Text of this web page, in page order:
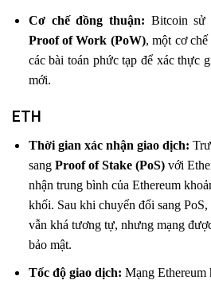
Cơ chế đồng thuận: Bitcoin sử
Proof of Work (PoW), một cơ
các bài toán phức tạp để xác thực
mới.
ETH
Thời gian xác nhận giao dịch:
sang Proof of Stake (PoS)với
nhận trung bình của Ethereum
khối. Sau khi chuyển đổi sang
vẫn khá tương tự, nhưng mạng
bảo mật.
Tốc độ giao dịch: Mạng Ethereum